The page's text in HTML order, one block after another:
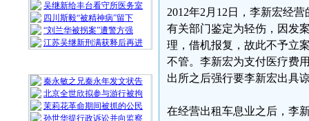
吴继新给丰台看守所医务室
四川斯毅“被精神病”留下
“刘兰华被拐案”遭警方强
江苏吴继新刑满获释后再进
秦永敏之兄秦永年发文状告
北京全世欣拟参与游行被拘
茉莉花革命期间被抓的公民
孙世华提行政诉讼并向监察
2012年2月12日，李新宏经
有关部门鉴定为轻伤，因发
理，借机报复，故此不予立
不管。李新宏为支付医疗费
出所之后强行要李新宏出具
在经营出租车息业之后，李